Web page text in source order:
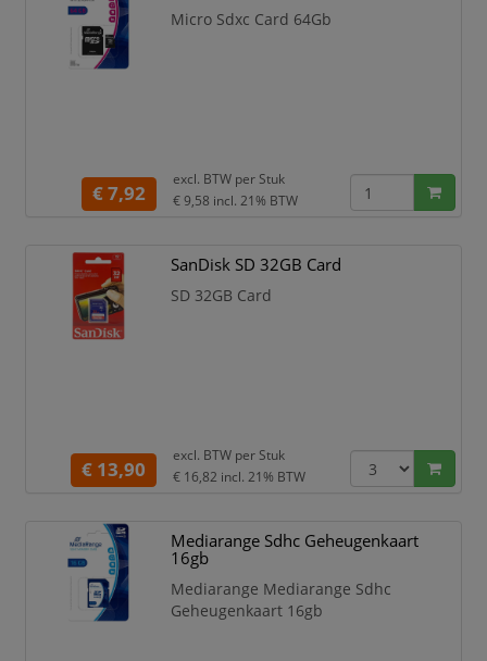
Micro Sdxc Card 64Gb
€ 7,92
excl. BTW per Stuk
€ 9,58 incl. 21% BTW
SanDisk SD 32GB Card
SD 32GB Card
€ 13,90
excl. BTW per Stuk
€ 16,82 incl. 21% BTW
Mediarange Sdhc Geheugenkaart
16gb
Mediarange Mediarange Sdhc
Geheugenkaart 16gb